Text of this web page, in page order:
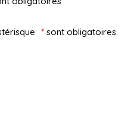
* sont obligatoires.